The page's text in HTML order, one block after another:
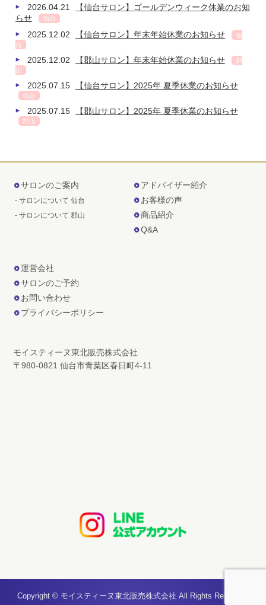
2026.04.21
【仙台サロン】ゴールデンウィーク休業のお知
らせ
仙台
2025.12.02 【仙台サロン】年末年始休業のお知らせ
仙
台
2025.12.02 【郡山サロン】年末年始休業のお知らせ
郡
山
2025.07.15 【仙台サロン】2025年 夏季休業のお知らせ
仙台
2025.07.15 【郡山サロン】2025年 夏季休業のお知らせ
郡山
サロンのご案内
- サロンについて 仙台
- サロンについて 郡山
アドバイザー紹介
お客様の声
商品紹介
Q&A
運営会社
サロンのご予約
お問い合わせ
プライバシーポリシー
モイスティーヌ東北販売株式会社
〒980-0821 仙台市青葉区春日町4-11
Copyright © モイスティーヌ東北販売株式会社 All Rights Reserved.